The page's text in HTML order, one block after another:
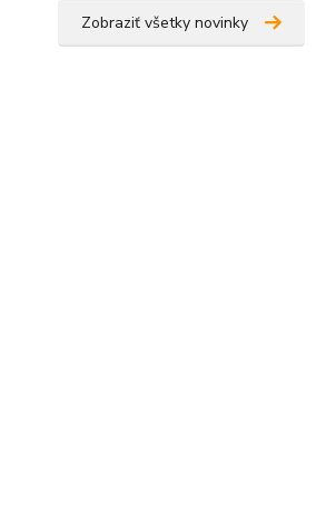
Zobraziť všetky novinky